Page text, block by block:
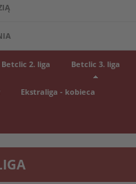
Betclic 2. liga Betclic 3. liga
Ekstraliga - kobieca